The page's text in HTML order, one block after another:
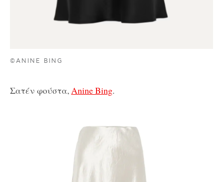
©ANINE BING
Σατέν φούστα,Anine Bing.